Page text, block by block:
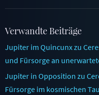
Verwandte Beiträge
Jupiter im Quincunx zu
und Fürsorge an
Jupiter in Opposition zu
Fürsorge im kosmischen